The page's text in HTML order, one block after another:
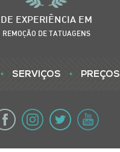
DE EXPERIÊNCIA EM
REMOÇÃO DE TATUAGENS
• SERVIÇOS • PREÇOS